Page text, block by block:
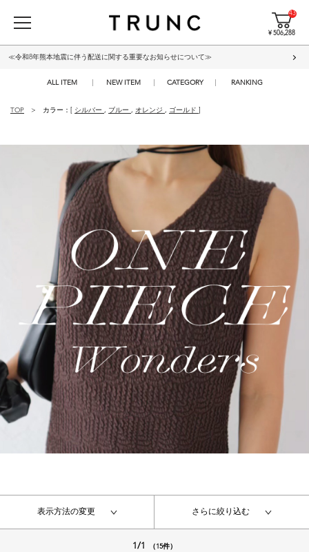
43
¥ 506,288
≪令和8年熊本地震に伴う配送に関する重要なお知らせについて≫
ALL ITEM NEW ITEM CATEGORY RANKING
TOP カラー：[ シルバー , ブルー , オレンジ , ゴールド
表示方法の変更 さらに絞り込む
1/1 （15件）